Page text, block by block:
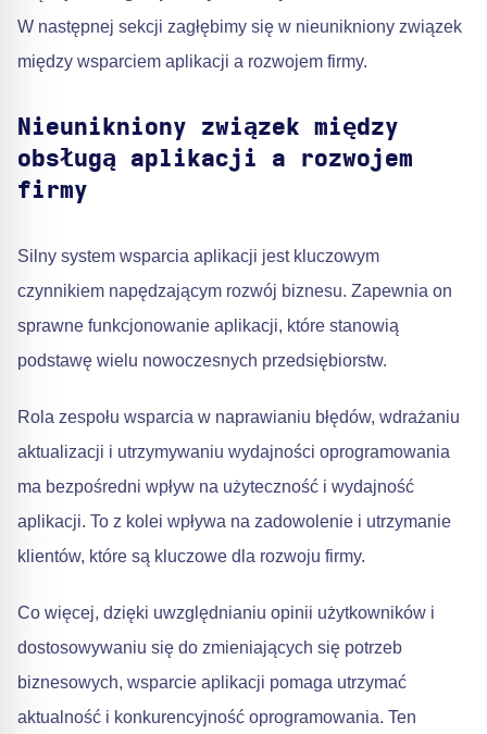
W następnej sekcji zagłębimy się w nieunikniony związek
między wsparciem aplikacji a rozwojem firmy.
Nieunikniony związek między
obsługą aplikacji a rozwojem
firmy
Silny system wsparcia aplikacji jest kluczowym
czynnikiem napędzającym rozwój biznesu. Zapewnia on
sprawne funkcjonowanie aplikacji, które stanowią
podstawę wielu nowoczesnych przedsiębiorstw.
Rola zespołu wsparcia w naprawianiu błędów, wdrażaniu
aktualizacji i utrzymywaniu wydajności oprogramowania
ma bezpośredni wpływ na użyteczność i wydajność
aplikacji. To z kolei wpływa na zadowolenie i utrzymanie
klientów, które są kluczowe dla rozwoju firmy.
Co więcej, dzięki uwzględnianiu opinii użytkowników i
dostosowywaniu się do zmieniających się potrzeb
biznesowych, wsparcie aplikacji pomaga utrzymać
aktualność i konkurencyjność oprogramowania. Ten